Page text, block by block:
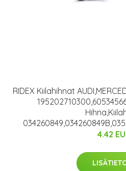
RIDEX Kiilahihnat
4.42